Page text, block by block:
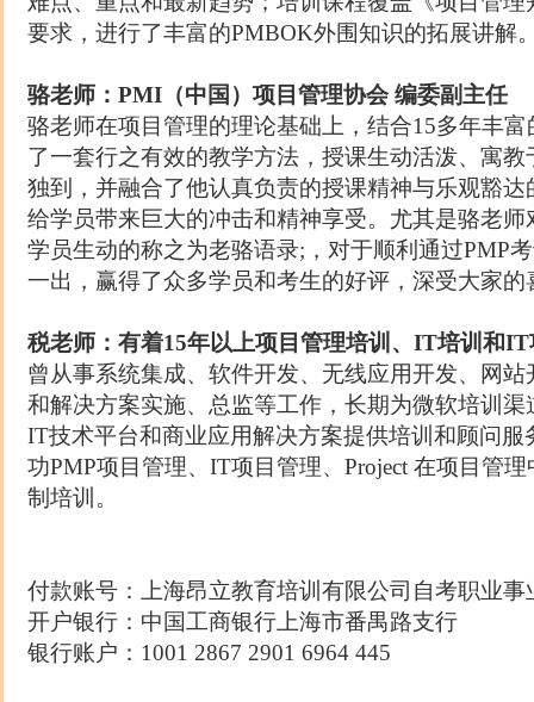
要求，进行了丰富的PMBOK外围知识的拓展讲解
骆老师：PMI （中国）项目管理协会 编委副主任
骆老师在项目管理的理论基础上，结合15多年丰
了一套行之有效的教学方法，授课生动活泼、寓
独到，并融合了他认真负责的授课精神与乐观豁
给学员带来巨大的冲击和精神享受。尤其是骆老
学员生动的称之为老骆语录;，对于顺利通过PMP
一出，赢得了众多学员和考生的好评，深受大家的
税老师：有着15年以上项目管理培训、IT培训和
曾从事系统集成、软件开发、无线应用开发、网
和解决方案实施、总监等工作，长期为微软培训
IT技术平台和商业应用解决方案提供培训和顾问
功PMP项目管理、IT项目管理、Project 在项目管理
制培训。
付款账号：上海昂立教育培训有限公司自考职业事
开户银行：中国工商银行上海市番禺路支行
银行账户：1001 2867 2901 6964 445